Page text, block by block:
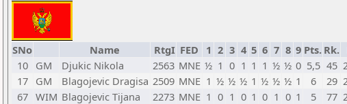
SNo Name RtgI FED 1 2 3 4 5 6 7 8 9 Pts. Rk.
10 GM Djukic Nikola 2563 MNE ½ 1 0 1 1 1 ½ ½ 0 5,5 45
17 GM Blagojevic Dragisa 2509 MNE 1 ½ ½ ½ 1 ½ ½ ½ 1 6 29
67 WIM Blagojevic Tijana 2273 MNE 1 0 1 0 1 0 1 0 1 5 77